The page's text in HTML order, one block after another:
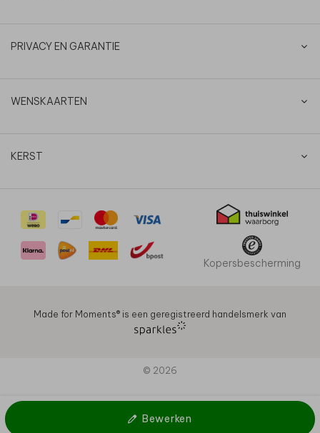
Bewerken
PRIVACY EN GARANTIE
WENSKAARTEN
KERST
Kopersbescherming
Made for Moments®️ is een geregistreerd handelsmerk van
© 2026